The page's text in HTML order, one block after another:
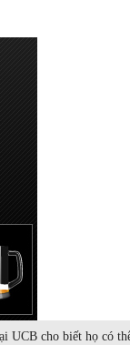
UCB cho biết họ có